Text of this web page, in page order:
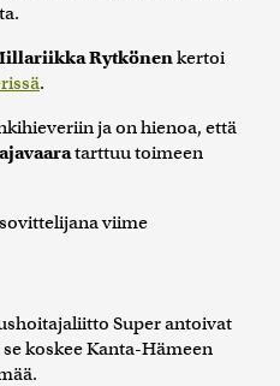
Rytkönenkertoi
.
ja on hienoa, että
tarttuu toimeen
viime
Super antoivat
koskee Kanta-Hämeen